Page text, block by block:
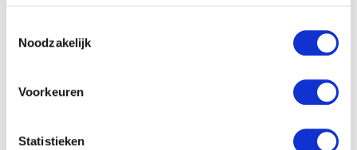
Noodzakelijk
Voorkeuren
Statistieken
een andere betaalmethode kunt u de factuur gebruiken
Bedrijfsgegevens
Kameel.nl